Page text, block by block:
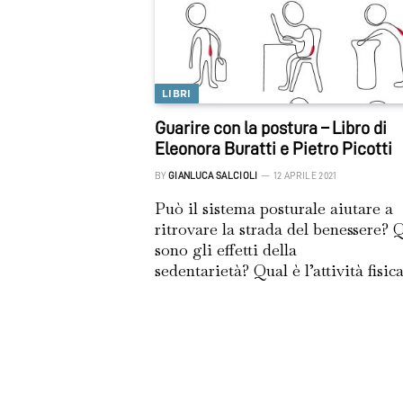
LIBRI
Guarire con la postura – Libro di
Eleonora Buratti e Pietro Picotti
BY GIANLUCA SALCIOLI 12 APRILE 2021
Può il sistema posturale aiutare a
ritrovare la strada del benessere?
sono gli effetti della
sedentarietà? Qual è l’attività